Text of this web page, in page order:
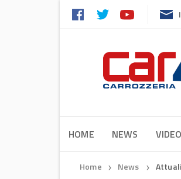
HOME NEWS VIDEO
Home ❯ News ❯